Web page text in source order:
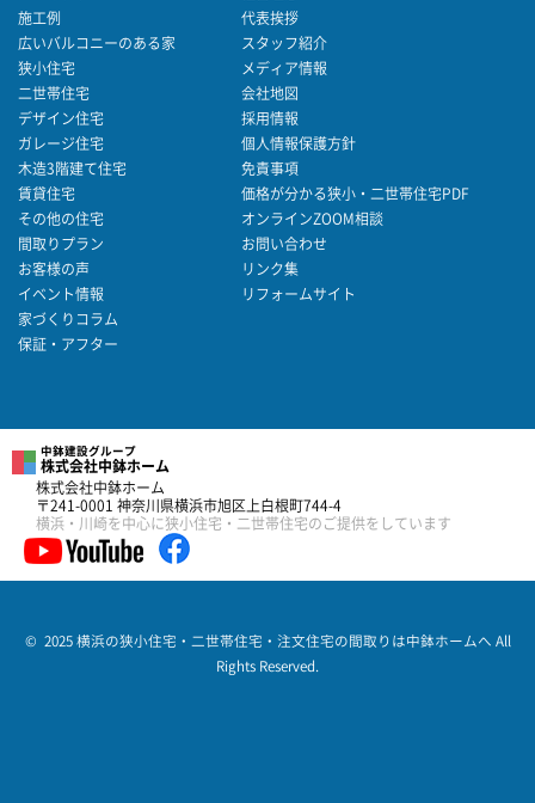
施工例
広いバルコニーのある家
狭小住宅
二世帯住宅
デザイン住宅
ガレージ住宅
木造3階建て住宅
賃貸住宅
その他の住宅
間取りプラン
お客様の声
イベント情報
家づくりコラム
保証・アフター
代表挨拶
スタッフ紹介
メディア情報
会社地図
採用情報
個人情報保護方針
免責事項
価格が分かる狭小・二世帯住宅PDF
オンラインZOOM相談
お問い合わせ
リンク集
リフォームサイト
中鉢建設グループ
株式会社中鉢ホーム
株式会社中鉢ホーム
〒241-0001 神奈川県横浜市旭区上白根町744-4
横浜・川崎を中心に狭小住宅・二世帯住宅のご提供をしています
© 2025 横浜の狭小住宅・二世帯住宅・注文住宅の間取りは中鉢ホームへ All
Rights Reserved.